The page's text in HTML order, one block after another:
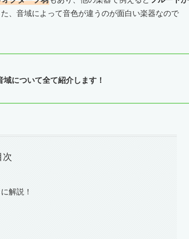
、音域によって音色が違うのが面白い楽器なので
について全て紹介します！
次
解説！